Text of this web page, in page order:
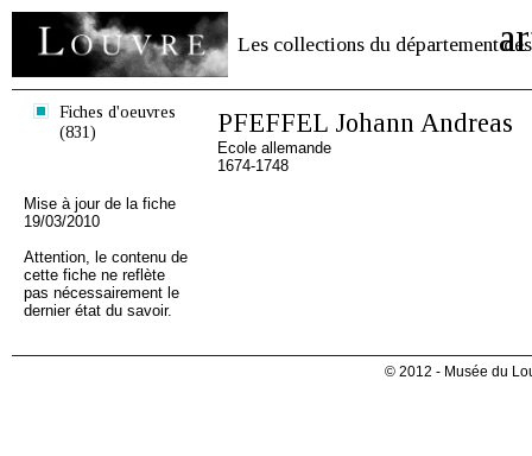
Les collections du département des
Fiches d'oeuvres
(831)
Mise à jour de la fiche
19/03/2010
Attention, le contenu de
cette fiche ne reflète
pas nécessairement le
dernier état du savoir.
PFEFFEL Johann Andreas
Ecole allemande
1674-1748
© 2012 - Musée du